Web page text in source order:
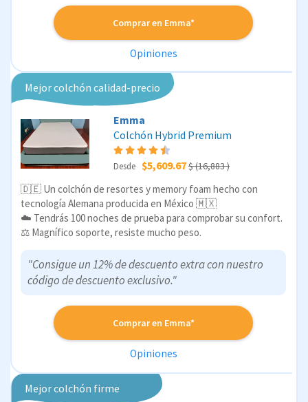
Comprar en Emma*
Opiniones
Mejor colchón calidad-precio
Emma
Colchón Hybrid Premium
Desde$5,609.67$ (16,883 )
🇩🇪 Un colchón de resortes y memory foam hecho con
tecnología Alemana producida en México 🇲🇽
☁️ Tendrás 100 noches de prueba para comprobar su confort.
⚖️ Magnífico soporte, resiste mucho peso.
"Consigue un 12% de descuento extra con nuestro
código de descuento exclusivo."
Comprar en Emma*
Opiniones
Mejor colchón firme